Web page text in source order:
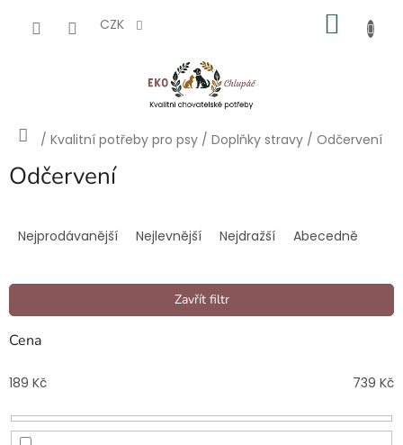
CZK
Domů
/ Kvalitní potřeby pro psy / Doplňky stravy / Odčervení
Odčervení
n
í
p
r
o
d
u
k
Nejprodávanější Nejlevnější Nejdražší Abecedně
Zavřít filtr
Cena
189 Kč 739 Kč